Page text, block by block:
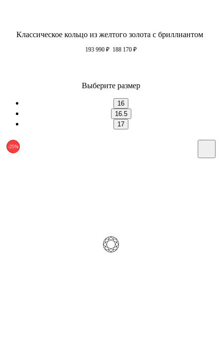
Классическое кольцо из желтого золота с бриллиантом
193 990 ₽ 188 170 ₽
Выберите размер
16
16.5
17
-25%